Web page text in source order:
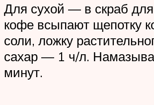
Для сухой — в скраб
кофе всыпают щепотку
соли, ложку
сахар — 1 ч/л.
минут.